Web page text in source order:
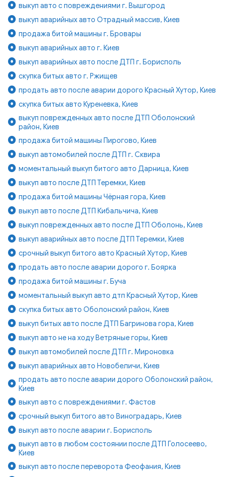
выкуп авто с повреждениями г. Вышгород
выкуп аварийных авто Отрадный массив, Киев
продажа битой машины г. Бровары
выкуп аварийных авто г. Киев
выкуп аварийных авто после ДТП г. Борисполь
скупка битых авто г. Ржищев
продать авто после аварии дорого Красный Хутор, Киев
скупка битых авто Куреневка, Киев
выкуп поврежденных авто после ДТП Оболонский
район, Киев
продажа битой машины Пирогово, Киев
выкуп автомобилей после ДТП г. Сквира
моментальный выкуп битого авто Дарница, Киев
выкуп авто после ДТП Теремки, Киев
продажа битой машины Чёрная гора, Киев
выкуп авто после ДТП Кибальчича, Киев
выкуп поврежденных авто после ДТП Оболонь, Киев
выкуп аварийных авто после ДТП Теремки, Киев
срочный выкуп битого авто Красный Хутор, Киев
продать авто после аварии дорого г. Боярка
продажа битой машины г. Буча
моментальный выкуп авто дтп Красный Хутор, Киев
скупка битых авто Оболонский район, Киев
выкуп битых авто после ДТП Багринова гора, Киев
выкуп авто не на ходу Ветряные горы, Киев
выкуп автомобилей после ДТП г. Мироновка
выкуп аварийных авто Новобеличи, Киев
продать авто после аварии дорого Оболонский район,
Киев
выкуп авто с повреждениями г. Фастов
срочный выкуп битого авто Виноградарь, Киев
выкуп авто после аварии г. Борисполь
выкуп авто в любом состоянии после ДТП Голосеево,
Киев
выкуп авто после переворота Феофания, Киев